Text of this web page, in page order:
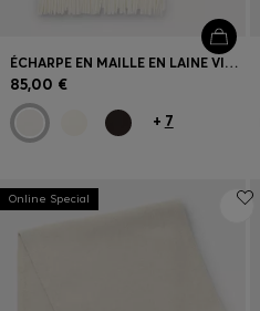
ÉCHARPE EN MAILLE EN LAINE VIERGE AVEC LOGO
85,00 €
+ 7
Online Special